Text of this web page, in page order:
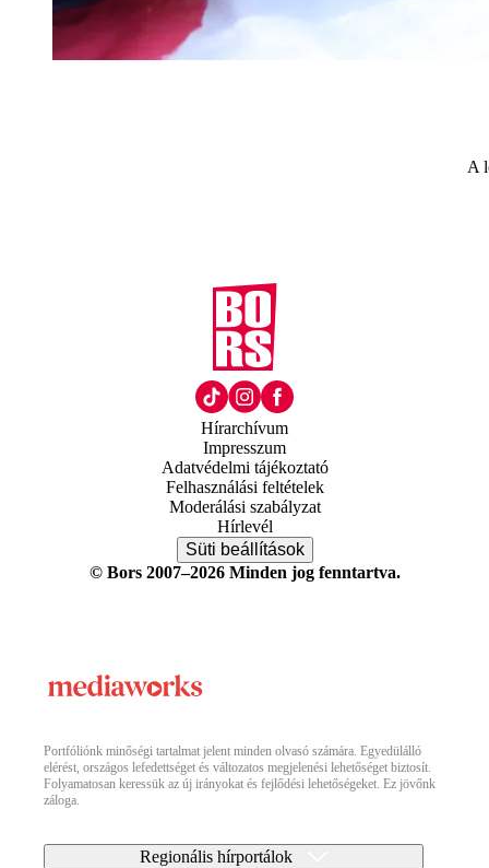
A
Hírarchívum
Impresszum
Adatvédelmi tájékoztató
Felhasználási feltételek
Moderálási szabályzat
Hírlevél
Süti beállítások
© Bors 2007–2026 Minden jog fenntartva.
Portfóliónk minőségi tartalmat jelent minden olvasó számára. Egyedülálló
elérést, országos lefedettséget és változatos megjelenési lehetőséget biztosít.
Folyamatosan keressük az új irányokat és fejlődési lehetőségeket. Ez jövőnk
záloga.
Regionális hírportálok